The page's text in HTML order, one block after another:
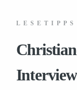
LESETIPPS